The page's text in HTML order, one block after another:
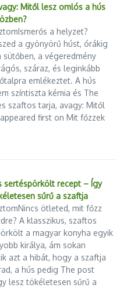
Mitől lesz omlós a hús
a helyzet?
a gyönyörű húst, órákig
sütőben, a végeredmény
száraz, és leginkább
emlékeztet. A hús
színtiszta kémia és The
szaftos tarja, avagy: Mitől
first on Mit főzzek
sertéspörkölt recept – Így
sűrű a szaftja
ötleted, mit főzz
A klasszikus, szaftos
a magyar konyha egyik
királya, ám sokan
azt a hibát, hogy a szaftja
a hús pedig The post
lesz tökéletesen sűrű a